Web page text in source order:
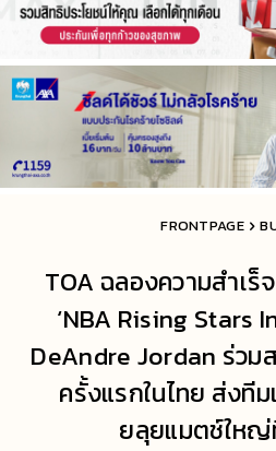
FRONTPAGE
TOA ฉลองความสำเ
‘NBA Rising Stars
DeAndre Jordan ร่ว
ครั้งแรกในไทย ส่งที
ยลุยแมตช์ใหญ่